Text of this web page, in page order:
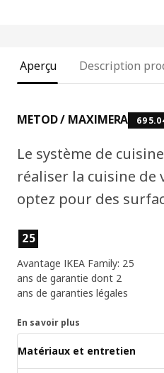
Aperçu Description
METOD / MAXIMERA
Le système de
réaliser la cuisine de
optez pour des
Caractéristiques du produit
25
Avantage IKEA Family: 25
ans de garantie dont 2
ans de garanties légales
En savoir plus
Matériaux et entretien